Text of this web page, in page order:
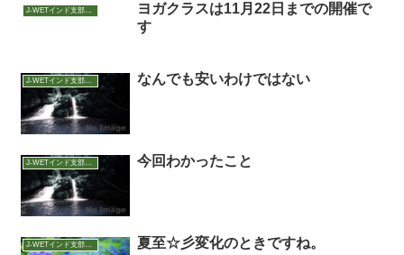
J-WETインド支部～ヨガのこころ～
ヨガクラスは11月22日までの開催で
す
J-WETインド支部～ヨガのこころ～ なんでも安いわけではない
J-WETインド支部～ヨガのこころ～ 今回わかったこと
J-WETインド支部～ヨガのこころ～ 夏至☆彡変化のときですね。